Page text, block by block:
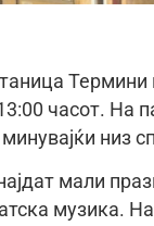
часот. На
низ
мали
музика.